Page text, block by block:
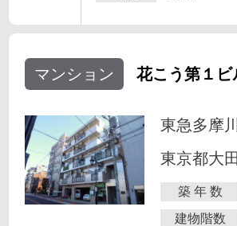
マンション 花こう第１ビ
東急多摩
東京都大
築 年 数
建物階数